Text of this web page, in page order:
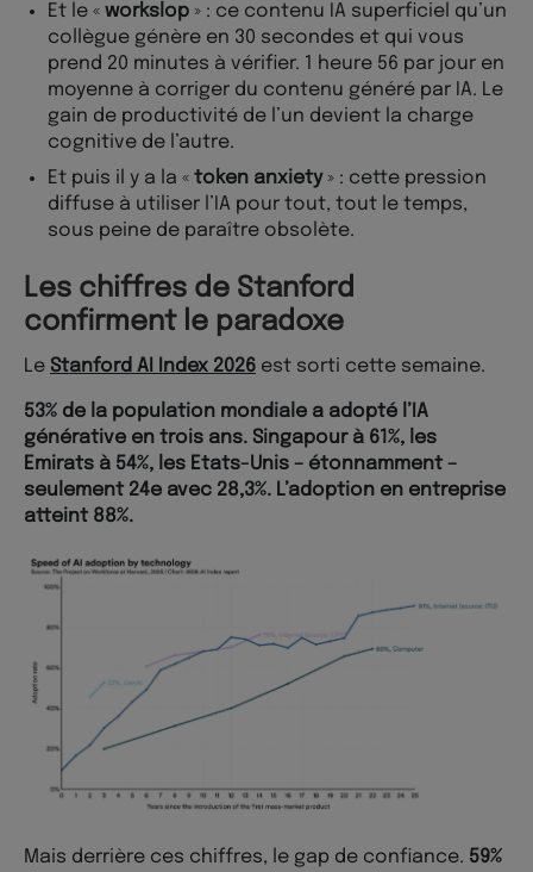
Et le « workslop » : ce contenu IA superficiel qu’un
collègue génère en 30 secondes et qui vous
prend 20 minutes à vérifier. 1 heure 56 par jour en
moyenne à corriger du contenu généré par IA. Le
gain de productivité de l’un devient la charge
cognitive de l’autre.
Et puis il y a la « token anxiety» : cette pression
diffuse à utiliser l’IA pour tout, tout le temps,
sous peine de paraître obsolète.
Les chiffres de Stanford
confirment le paradoxe
Le Stanford AI Index 2026 est sorti cette semaine.
53% de la population mondiale a adopté l’IA
générative en trois ans. Singapour à 61%, les
Emirats à 54%, les Etats-Unis – étonnamment –
seulement 24e avec 28,3%. L’adoption en entreprise
atteint 88%.
Mais derrière ces chiffres, le gap de confiance. 59%